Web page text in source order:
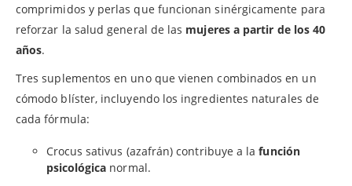
comprimidos y perlas que funcionan sinérgicamente para
reforzar la salud general de las mujeres a partir de los 40
años.
Tres suplementos en uno que vienen combinados en un
cómodo blíster, incluyendo los ingredientes naturales de
cada fórmula:
Crocus sativus (azafrán) contribuye a lafunción
psicológica normal.